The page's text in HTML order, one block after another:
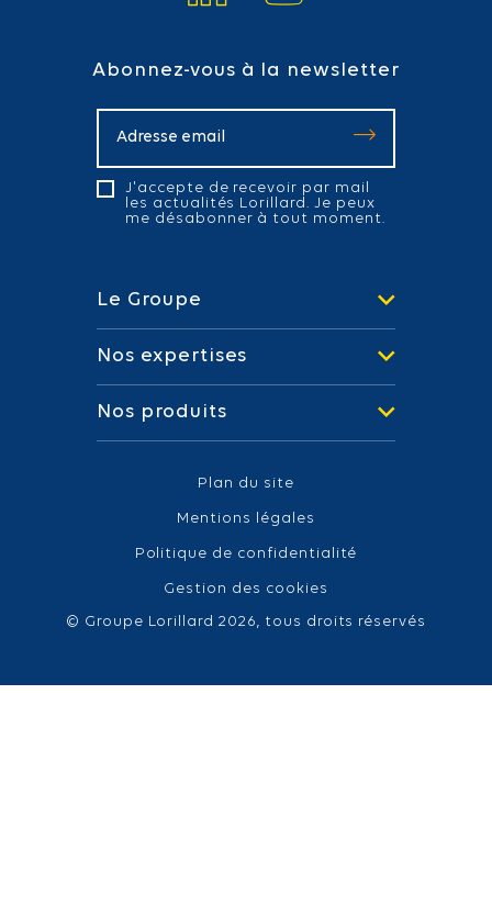
Abonnez-vous à la newsletter
J'accepte de recevoir par mail
les actualités Lorillard. Je peux
me désabonner à tout moment.
Le Groupe
Nos expertises
Nos produits
© Groupe Lorillard 2026, tous droits réservés
Plan du site
Mentions légales
Politique de confidentialité
Gestion des cookies